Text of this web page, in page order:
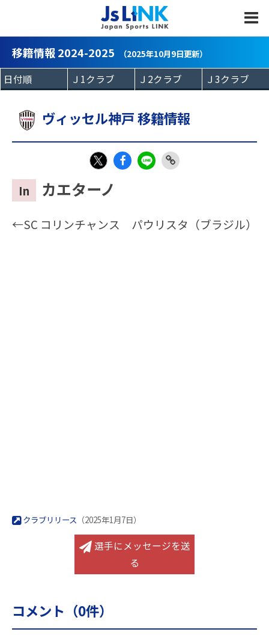
移籍情報 2024-2025 （2025年10月9日更新）
ヴィッセル神戸 移籍情報
In カエターノ
←SC コリンチャンス パウリスタ（ブラジル）
クラブリリース （2025年1月7日）
選手にメッセージを送
る
コメント（0件）